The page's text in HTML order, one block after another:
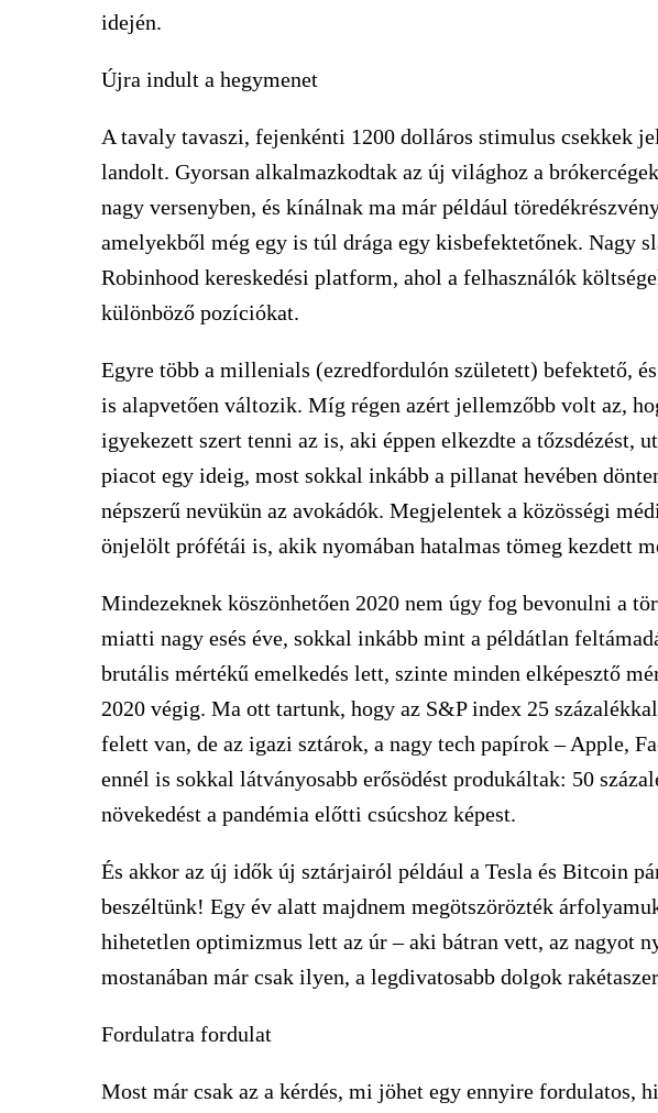
idején.
Újra indult a hegymenet
A tavaly tavaszi, fejenkénti 1200 dolláros stimulus csekkek
landolt. Gyorsan alkalmazkodtak az új világhoz a
nagy versenyben, és kínálnak ma már például
amelyekből még egy is túl drága egy kisbefektetőnek. Nagy
Robinhood kereskedési platform, ahol a felhasználók
különböző pozíciókat.
Egyre több a millenials (ezredfordulón született) befektető,
is alapvetően változik. Míg régen azért jellemzőbb volt az,
igyekezett szert tenni az is, aki éppen elkezdte a tőzsdézést,
piacot egy ideig, most sokkal inkább a pillanat hevében
népszerű nevükün az avokádók. Megjelentek a közösségi
önjelölt prófétái is, akik nyomában hatalmas tömeg kezdett
Mindezeknek köszönhetően 2020 nem úgy fog bevonulni a
miatti nagy esés éve, sokkal inkább mint a példátlan
brutális mértékű emelkedés lett, szinte minden elképesztő
2020 végig. Ma ott tartunk, hogy az S&P index 25
felett van, de az igazi sztárok, a nagy tech papírok – Apple,
ennél is sokkal látványosabb erősödést produkáltak: 50
növekedést a pandémia előtti csúcshoz képest.
És akkor az új idők új sztárjairól például a Tesla és Bitcoin
beszéltünk! Egy év alatt majdnem megötszörözték
hihetetlen optimizmus lett az úr – aki bátran vett, az nagyot
mostanában már csak ilyen, a legdivatosabb dolgok
Fordulatra fordulat
Most már csak az a kérdés, mi jöhet egy ennyire fordulatos,